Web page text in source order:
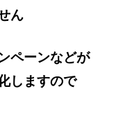
ん
ペーンなどが
しますので